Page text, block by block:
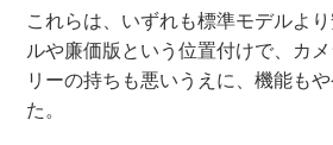
これらは、いずれも標準モデルよ
ルや廉価版という位置付けで、カ
リーの持ちも悪いうえに、機能も
た。